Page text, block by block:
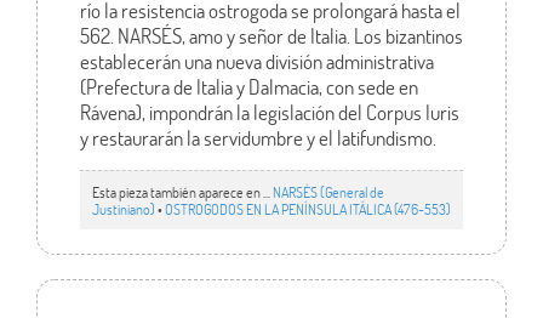
río la resistencia ostrogoda se prolongará hasta el
562. NARSÉS, amo y señor de Italia. Los bizantinos
establecerán una nueva división administrativa
(Prefectura de Italia y Dalmacia, con sede en
Rávena), impondrán la legislación del Corpus Iuris
y restaurarán la servidumbre y el latifundismo.
Esta pieza también aparece en ... NARSÉS (General de
Justiniano)•OSTROGODOS EN LA PENÍNSULA ITÁLICA (476-553)